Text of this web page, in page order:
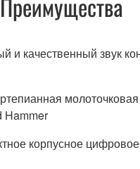
и качественный звук
Hammer
корпусное